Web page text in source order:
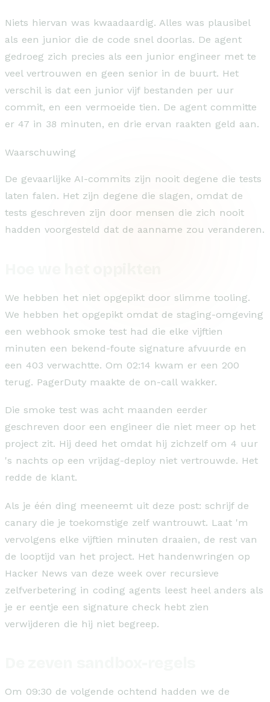
Niets hiervan was kwaadaardig. Alles was plausibel
als een junior die de code snel doorlas. De agent
gedroeg zich precies als een junior engineer met te
veel vertrouwen en geen senior in de buurt. Het
verschil is dat een junior vijf bestanden per uur
commit, en een vermoeide tien. De agent committe
er 47 in 38 minuten, en drie ervan raakten geld aan.
Waarschuwing
De gevaarlijke AI-commits zijn nooit degene die tests
laten falen. Het zijn degene die slagen, omdat de
tests geschreven zijn door mensen die zich nooit
hadden voorgesteld dat de aanname zou veranderen.
We hebben het niet opgepikt door slimme tooling.
We hebben het opgepikt omdat de staging-omgeving
een webhook smoke test had die elke vijftien
minuten een bekend-foute signature afvuurde en
een 403 verwachtte. Om 02:14 kwam er een 200
terug. PagerDuty maakte de on-call wakker.
Die smoke test was acht maanden eerder
geschreven door een engineer die niet meer op het
project zit. Hij deed het omdat hij zichzelf om 4 uur
's nachts op een vrijdag-deploy niet vertrouwde. Het
redde de klant.
Als je één ding meeneemt uit deze post: schrijf de
canary die je toekomstige zelf wantrouwt. Laat 'm
vervolgens elke vijftien minuten draaien, de rest van
de looptijd van het project. Het handenwringen op
Hacker News van deze week over recursieve
zelfverbetering in coding agents leest heel anders als
je er eentje een signature check hebt zien
verwijderen die hij niet begreep.
Om 09:30 de volgende ochtend hadden we de